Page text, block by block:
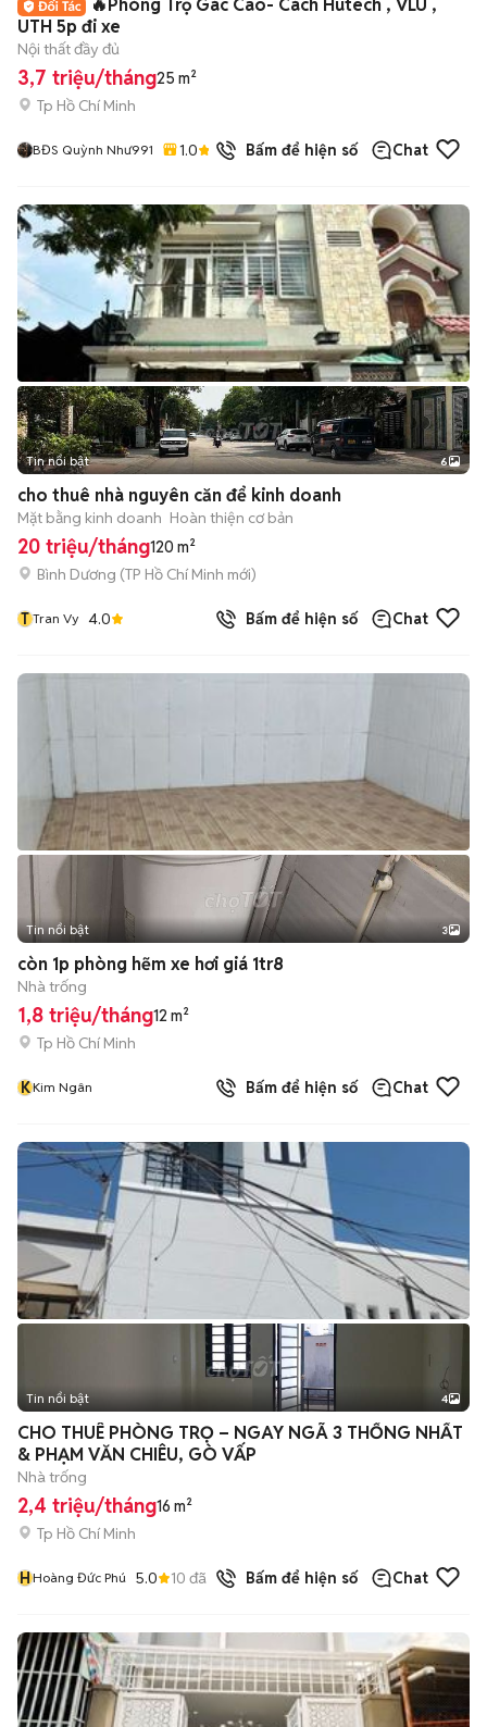
🔥Phòng Trọ Gác Cao- Cách Hutech , VLU ,
UTH 5p đi xe
Nội thất đầy đủ
3,7 triệu/tháng25 m²
Tp Hồ Chí Minh
BĐS Quỳnh Như991 1.0 đã bánBấm để hiện số Chat
+2
Tin nổi bật 6
cho thuê nhà nguyên căn để kinh doanh
Mặt bằng kinh doanh Hoàn thiện cơ bản
20 triệu/tháng120 m²
Bình Dương (TP Hồ Chí Minh mới)
T Tran Vy 4.0 Bấm để hiện số Chat
Tin nổi bật 3
còn 1p phòng hẽm xe hơi giá 1tr8
Nhà trống
1,8 triệu/tháng12 m²
Tp Hồ Chí Minh
KKim Ngân Bấm để hiện số Chat
Tin nổi bật 4
CHO THUÊ PHÒNG TRỌ – NGAY NGÃ 3 THỐNG NHẤT
& PHẠM VĂN CHIÊU, GÒ VẤP
Nhà trống
2,4 triệu/tháng16 m²
Tp Hồ Chí Minh
HHoàng Đức Phú 5.0 10 đã bán Bấm để hiện số Chat